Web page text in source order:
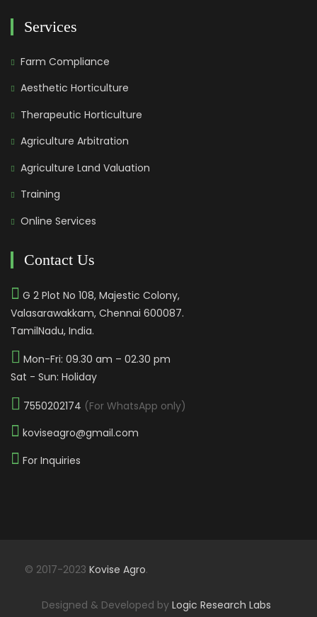
Services
Farm Compliance
Aesthetic Horticulture
Therapeutic Horticulture
Agriculture Arbitration
Agriculture Land Valuation
Training
Online Services
Contact Us
G 2 Plot No 108, Majestic Colony,
Valasarawakkam, Chennai 600087.
TamilNadu, India.
Mon-Fri: 09.30 am – 02.30 pm
Sat - Sun: Holiday
7550202174 (For WhatsApp only)
koviseagro@gmail.com
For Inquiries
© 2017-2023 Kovise Agro.
Designed & Developed by Logic Research Labs